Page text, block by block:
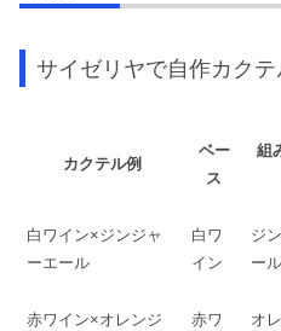
サイゼリヤで自作カク
カクテル例
ベー
ス
組
白ワイン×ジンジャ
ーエール
白ワ
イン
ジ
ール
赤ワイン×オレンジ
赤ワ
オ